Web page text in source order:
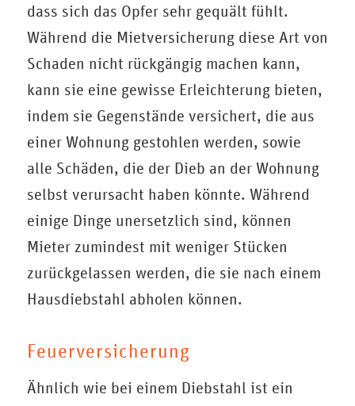
dass sich das Opfer sehr gequält fühlt.
Während die Mietversicherung diese Art von
Schaden nicht rückgängig machen kann,
kann sie eine gewisse Erleichterung bieten,
indem sie Gegenstände versichert, die aus
einer Wohnung gestohlen werden, sowie
alle Schäden, die der Dieb an der Wohnung
selbst verursacht haben könnte. Während
einige Dinge unersetzlich sind, können
Mieter zumindest mit weniger Stücken
zurückgelassen werden, die sie nach einem
Hausdiebstahl abholen können.
Feuerversicherung
Ähnlich wie bei einem Diebstahl ist ein